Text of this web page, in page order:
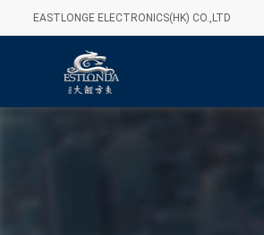
EASTLONGE ELECTRONICS(HK) CO.,LTD